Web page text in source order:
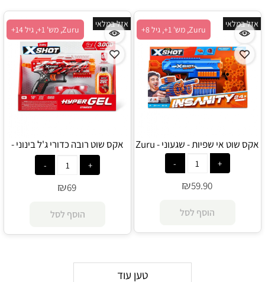
Zuru, מש' 1+, גיל 8+
אזל במלאי
אקס שוט אי שפיות - שגעוני - Zuru
₪59.90
הוסף לסל
Zuru, מש' 1+, גיל 14+
אזל במלאי
אקס שוט רובה כדורי ג'ל בינוני -
₪69
הוסף לסל
טען עוד